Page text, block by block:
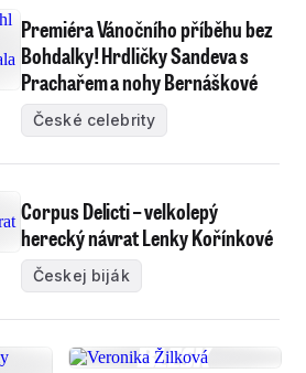
Premiéra Vánočního příběhu bez
Bohdalky! Hrdličky Sandeva s
Prachařem a nohy Bernáškové
České celebrity
Corpus Delicti – velkolepý
herecký návrat Lenky Kořínkové
Českej biják